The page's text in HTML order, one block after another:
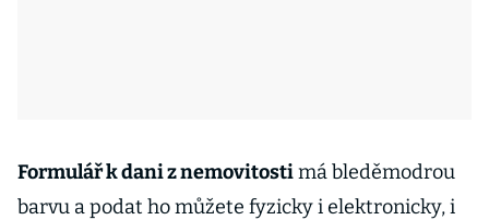
Formulář k dani z nemovitostimá bleděmodrou
barvu a podat ho můžete fyzicky i elektronicky, i